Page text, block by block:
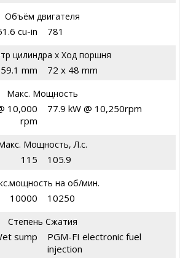
Объём двигателя
cu-in 781
цилиндра х Ход поршня
mm 72 x 48 mm
Макс. Мощность
10,000
rpm
77.9 kW @ 10,250rpm
Мощность, Л.с.
115 105.9
на об/мин.
10000 10250
Степень Сжатия
sump
PGM-FI electronic fuel
injection